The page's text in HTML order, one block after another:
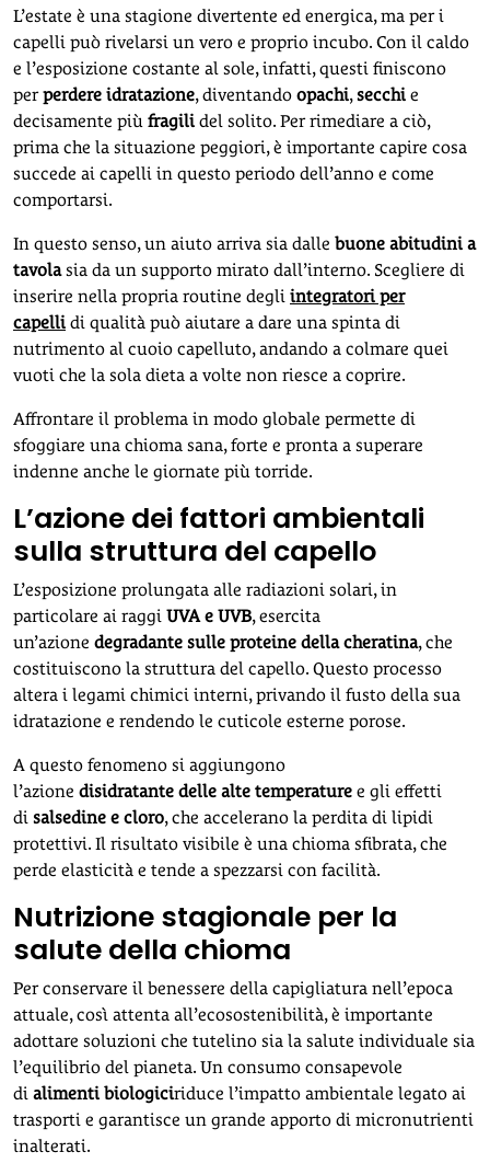
L’estate è una stagione divertente ed energica, ma per i
capelli può rivelarsi un vero e proprio incubo. Con il caldo
e l’esposizione costante al sole, infatti, questi finiscono
perperdere idratazione, diventando opachi,secchi e
decisamente più fragili del solito. Per rimediare a ciò,
prima che la situazione peggiori, è importante capire cosa
succede ai capelli in questo periodo dell’anno e come
comportarsi.
In questo senso, un aiuto arriva sia dalle buone abitudini a
tavolasia da un supporto mirato dall’interno. Scegliere di
inserire nella propria routine degli integratori per
capelli di qualità può aiutare a dare una spinta di
nutrimento al cuoio capelluto, andando a colmare quei
vuoti che la sola dieta a volte non riesce a coprire.
Affrontare il problema in modo globale permette di
sfoggiare una chioma sana, forte e pronta a superare
indenne anche le giornate più torride.
L’azione dei fattori ambientali
sulla struttura del capello
L’esposizione prolungata alle radiazioni solari, in
particolare ai raggi UVA e UVB, esercita
un’azione degradante sulle proteine della cheratina, che
costituiscono la struttura del capello. Questo processo
altera i legami chimici interni, privando il fusto della sua
idratazione e rendendo le cuticole esterne porose.
A questo fenomeno si aggiungono
l’azione disidratante delle alte temperature e gli effetti
di salsedine e cloro, che accelerano la perdita di lipidi
protettivi. Il risultato visibile è una chioma sfibrata, che
perde elasticità e tende a spezzarsi con facilità.
Nutrizione stagionale per la
salute della chioma
Per conservare il benessere della capigliatura nell’epoca
attuale, così attenta all’ecosostenibilità, è importante
adottare soluzioni che tutelino sia la salute individuale sia
l’equilibrio del pianeta. Un consumo consapevole
di alimenti biologiciriduce l’impatto ambientale legato ai
trasporti e garantisce un grande apporto di micronutrienti
inalterati.